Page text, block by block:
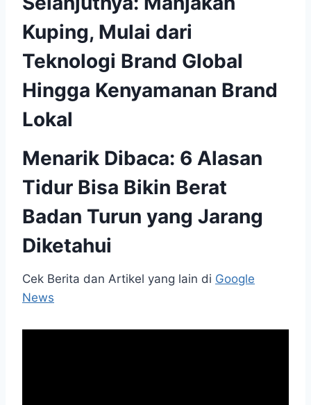
Kuping, Mulai dari
Teknologi Brand Global
Hingga Kenyamanan Brand
Lokal
Menarik Dibaca: 6 Alasan
Tidur Bisa Bikin Berat
Badan Turun yang Jarang
Diketahui
Cek Berita dan Artikel yang lain di Google
News